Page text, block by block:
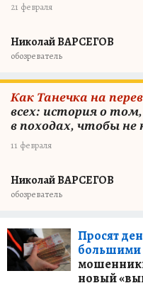
21 февраля
Николай ВАРСЕГОВ
обозреватель
Как Танечка на
всех: история о
в походах, чтобы не
11 февраля
Николай ВАРСЕГОВ
обозреватель
Просят
большими
новый